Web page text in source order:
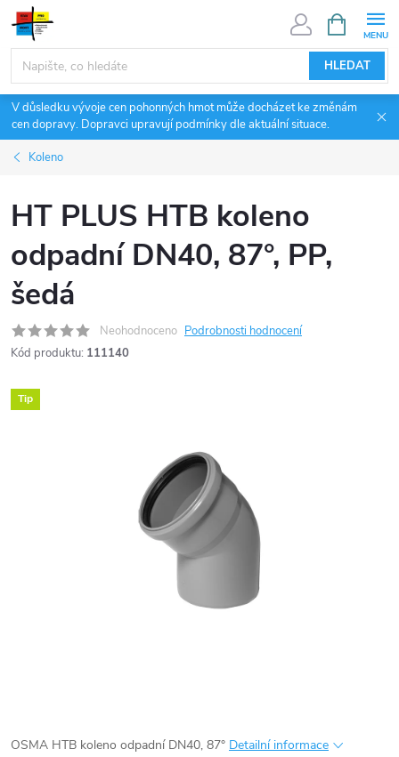
Přejít
obsah
HLEDAT
NÁKUPNÍ
KOŠÍK
V důsledku vývoje cen pohonných hmot může docházet ke změnám
cen dopravy. Dopravci upravují podmínky dle aktuální situace.
Koleno
HT PLUS HTB koleno
odpadní DN40, 87°, PP,
šedá
Neohodnoceno Podrobnosti hodnocení
Kód produktu: 111140
Tip
OSMA HTB koleno odpadní DN40, 87° Detailní informace